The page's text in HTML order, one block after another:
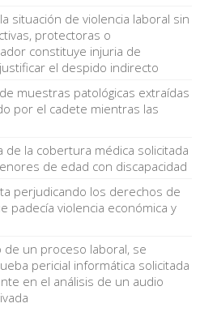
situación de violencia laboral sin
protectoras o
constituye injuria de
el despido indirecto
muestras patológicas extraídas
por el cadete mientras las
de la cobertura médica solicitada
de edad con discapacidad
perjudicando los derechos de
padecía violencia económica y
de un proceso laboral, se
pericial informática solicitada
en el análisis de un audio